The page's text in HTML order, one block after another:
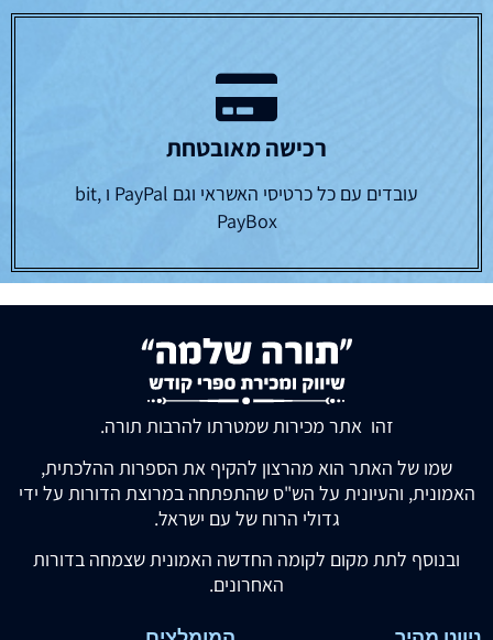
רכישה מאובטחת
עובדים עם כל כרטיסי האשראי וגם PayPal ו bit,
PayBox
זהו אתר מכירות שמטרתו להרבות תורה.
שמו של האתר הוא מהרצון להקיף את הספרות ההלכתית,
האמונית, והעיונית על הש"ס שהתפתחה במרוצת הדורות על ידי
גדולי הרוח של עם ישראל.
ובנוסף לתת מקום לקומה החדשה האמונית שצמחה בדורות
האחרונים.